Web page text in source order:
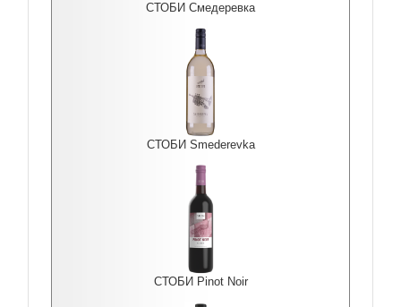
СТОБИ Смедеревка
СТОБИ Smederevka
СТОБИ Pinot Noir